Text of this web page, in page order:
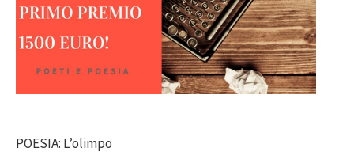
POESIA: L’olimpo